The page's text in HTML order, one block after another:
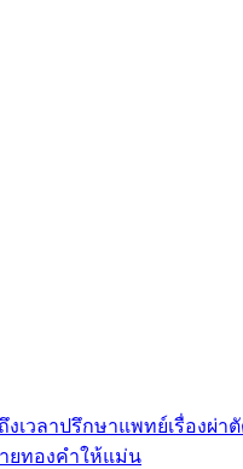
วลาปรึกษาแพทย์เรื่องผ่าตั
ายทองคำให้แม่น